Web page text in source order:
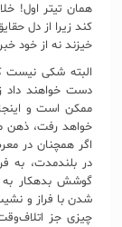
همان تیتر اول!
کند زیرا از دل
خیزند نه از خود
البته شکی نیست
دست خواهند داد
ممکن است و
خواهد رفت، ذهن
اگر همچنان در
در بلندمدت، به
گوشش بدهکار به
شدن با فراز و
چیزی جز